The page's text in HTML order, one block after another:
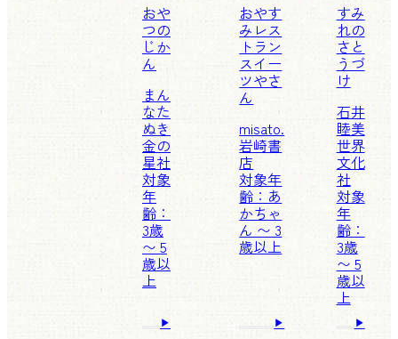
おや
つの
じか
ん
まん
なた
ぬき
金の
星社
対象
年
齢：
3歳
〜 5
歳以
上
おやす
みレス
トラン
スイー
ツやさ
ん
misato.
岩崎書
店
対象年
齢：あ
かちゃ
ん 〜 3
歳以上
すみ
れの
さと
うづ
け
石井
睦美
世界
文化
社
対象
年
齢：
3歳
〜 5
歳以
上